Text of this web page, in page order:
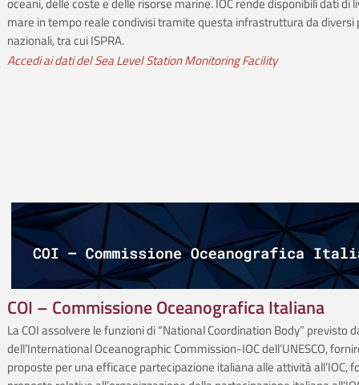
oceani, delle coste e delle risorse marine. IOC rende disponibili dati di
mare in tempo reale condivisi tramite questa infrastruttura da diversi
nazionali, tra cui ISPRA.
Accedi ai dati del Sea Level Station Monitoring Facility
COI – Commissione Oceanografica Italiana
La COI assolvere le funzioni di “National Coordination Body” previsto
dell’International Oceanographic Commission-IOC dell’UNESCO,
proposte per una efficace partecipazione italiana alle attività all’IOC,